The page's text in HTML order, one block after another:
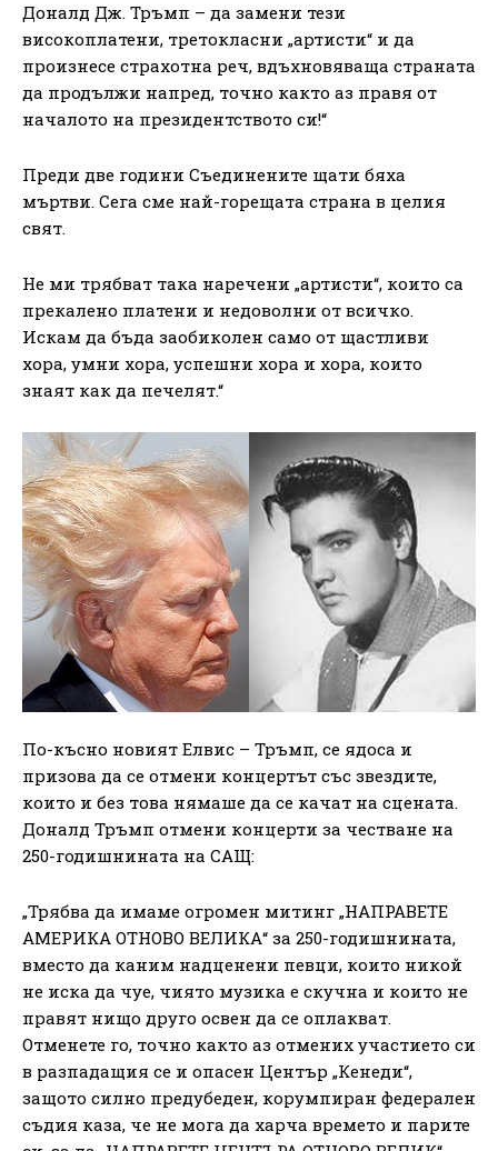
Доналд Дж. Тръмп – да замени тези
високоплатени, третокласни „артисти“ и да
произнесе страхотна реч, вдъхновяваща страната
да продължи напред, точно както аз правя от
началото на президентството си!“
Преди две години Съединените щати бяха
мъртви. Сега сме най-горещата страна в целия
свят.
Не ми трябват така наречени „артисти“, които са
прекалено платени и недоволни от всичко.
Искам да бъда заобиколен само от щастливи
хора, умни хора, успешни хора и хора, които
знаят как да печелят.“
По-късно новият Елвис – Тръмп, се ядоса и
призова да се отмени концертът със звездите,
които и без това нямаше да се качат на сцената.
Доналд Тръмп отмени концерти за честване на
250-годишнината на САЩ:
„Трябва да имаме огромен митинг „НАПРАВЕТЕ
АМЕРИКА ОТНОВО ВЕЛИКА“ за 250-годишнината,
вместо да каним надценени певци, които никой
не иска да чуе, чиято музика е скучна и които не
правят нищо друго освен да се оплакват.
Отменете го, точно както аз отмених участието си
в разпадащия се и опасен Център „Кенеди“,
защото силно предубеден, корумпиран федерален
съдия каза, че не мога да харча времето и парите